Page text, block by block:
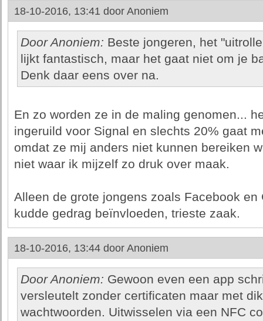
18-10-2016, 13:41 door Anoniem
Door Anoniem: Beste jongeren, het
lijkt fantastisch, maar het gaat niet om je
Denk daar eens over na.
En zo worden ze in de maling genomen...
ingeruild voor Signal en slechts 20% gaat
omdat ze mij anders niet kunnen bereiken
niet waar ik mijzelf zo druk over maak.
Alleen de grote jongens zoals Facebook
kudde gedrag beïnvloeden, trieste zaak.
18-10-2016, 13:44 door Anoniem
Door Anoniem: Gewoon even een app
versleutelt zonder certificaten maar met
wachtwoorden. Uitwisselen via een NFC